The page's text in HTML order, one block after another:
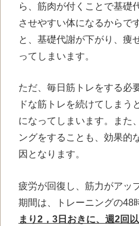
ら、筋肉が付くことで基礎
させやすい体になるからで
と、基礎代謝が下がり、痩
ってしまいます。
ただ、毎日筋トレをする必
ドな筋トレを続けてしまう
になってしまいます。また
ングをすることも、効果的
因となります。
疲労が回復し、筋力がアッ
期間は、トレーニングの48
まり2，3日おきに、週2回